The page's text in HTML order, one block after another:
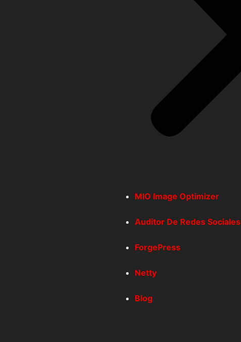
MIO Image Optimizer
Auditor De Redes Sociales
ForgePress
Netty
Blog